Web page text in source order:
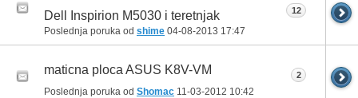
Dell Inspirion M5030 i teretnjak
Poslednja poruka od shime 04-08-2013 17:47
12
maticna ploca ASUS K8V-VM
Poslednja poruka od Shomac 11-03-2012 10:42
2